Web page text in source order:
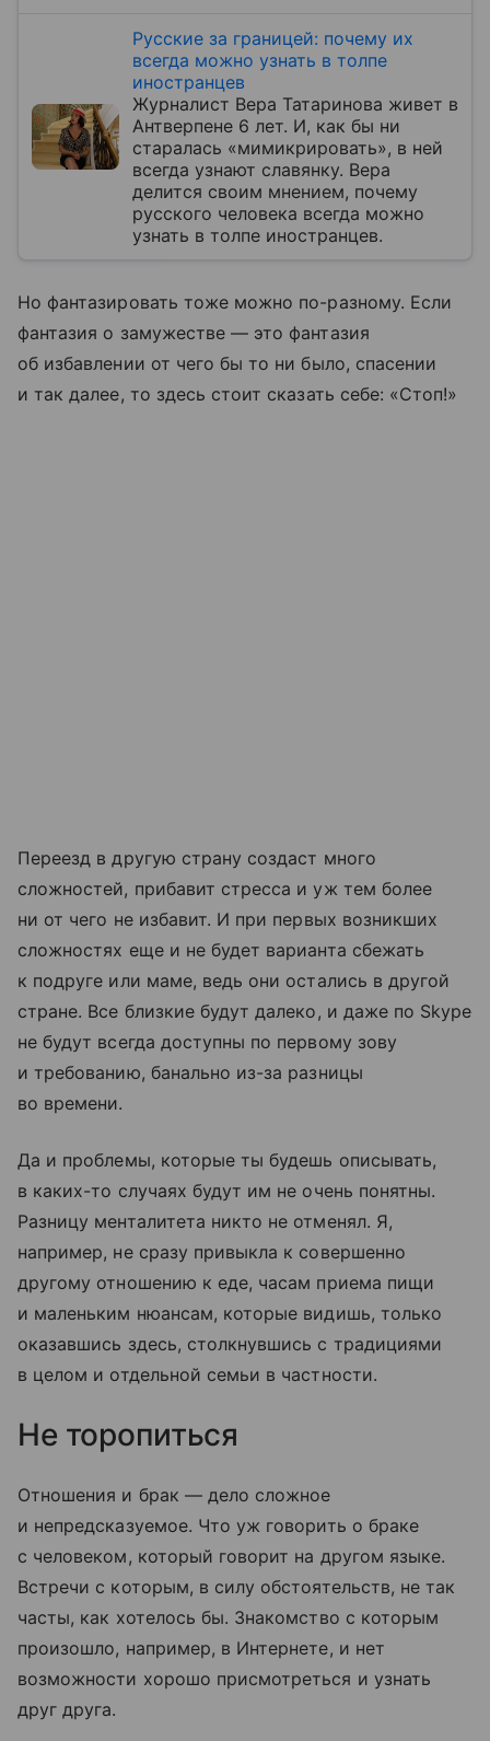
Русские за границей: почему их
всегда можно узнать в толпе
иностранцев
Журналист Вера Татаринова живет в
Антверпене 6 лет. И, как бы ни
старалась «мимикрировать», в ней
всегда узнают славянку. Вера
делится своим мнением, почему
русского человека всегда можно
узнать в толпе иностранцев.
Но фантазировать тоже можно по-разному. Если
фантазия о замужестве — это фантазия
об избавлении от чего бы то ни было, спасении
и так далее, то здесь стоит сказать себе: «Стоп!»
Переезд в другую страну создаст много
сложностей, прибавит стресса и уж тем более
ни от чего не избавит. И при первых возникших
сложностях еще и не будет варианта сбежать
к подруге или маме, ведь они остались в другой
стране. Все близкие будут далеко, и даже по Skype
не будут всегда доступны по первому зову
и требованию, банально из-за разницы
во времени.
Да и проблемы, которые ты будешь описывать,
в каких-то случаях будут им не очень понятны.
Разницу менталитета никто не отменял. Я,
например, не сразу привыкла к совершенно
другому отношению к еде, часам приема пищи
и маленьким нюансам, которые видишь, только
оказавшись здесь, столкнувшись с традициями
в целом и отдельной семьи в частности.
Не торопиться
Отношения и брак — дело сложное
и непредсказуемое. Что уж говорить о браке
с человеком, который говорит на другом языке.
Встречи с которым, в силу обстоятельств, не так
часты, как хотелось бы. Знакомство с которым
произошло, например, в Интернете, и нет
возможности хорошо присмотреться и узнать
друг друга.